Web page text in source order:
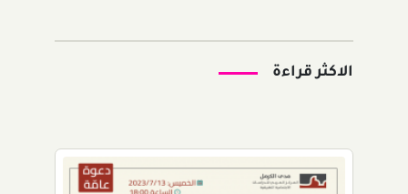
الاكثر قراءة